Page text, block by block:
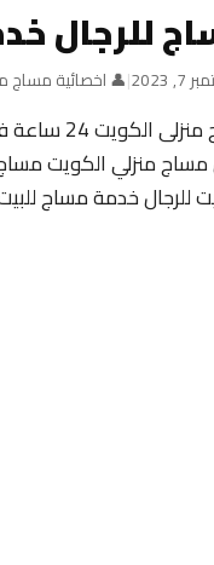
للرجال
2023
|👤 اخصائية مساج
مساج منزلي الكويت
للرجال خدمة مساج